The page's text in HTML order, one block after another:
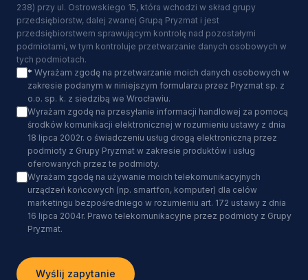
238) przy ul. Ostrowskiego 15, która wchodzi w skład grupy
przedsiębiorstw, dalej zwanej Grupą Pryzmat i jest
przedsiębiorstwem sprawującym kontrolę nad pozostałymi
podmiotami, w tym kontroluje przetwarzanie danych osobowych w
tych podmiotach.
* Wyrażam zgodę na przetwarzanie moich danych osobowych w
zakresie podanym w niniejszym formularzu przez Pryzmat sp. z
o.o. sp. k. z siedzibą we Wrocławiu.
Wyrażam zgodę na przesyłanie informacji handlowej za pomocą
środków komunikacji elektronicznej w rozumieniu ustawy z dnia
18 lipca 2002r. o świadczeniu usług drogą elektroniczną przez
podmioty z Grupy Pryzmat w zakresie produktów i usług
oferowanych przez te podmioty.
Wyrażam zgodę na używanie moich telekomunikacyjnych
urządzeń końcowych (np. smartfon, komputer) dla celów
marketingu bezpośredniego w rozumieniu art. 172 ustawy z dnia
16 lipca 2004r. Prawo telekomunikacyjne przez podmioty z Grupy
Pryzmat.
Wyślij zapytanie